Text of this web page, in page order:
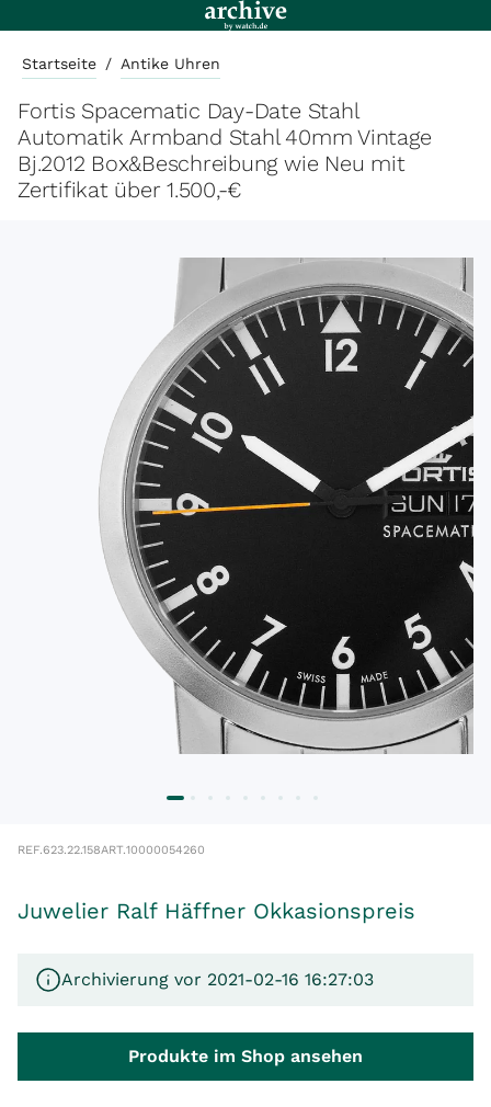
Startseite / Antike Uhren
Fortis Spacematic Day-Date Stahl
Automatik Armband Stahl 40mm Vintage
Bj.2012 Box&Beschreibung wie Neu mit
Zertifikat über 1.500,-€
REF.623.22.158ART.10000054260
Juwelier Ralf Häffner Okkasionspreis
Archivierung vor 2021-02-16 16:27:03
Produkte im Shop ansehen